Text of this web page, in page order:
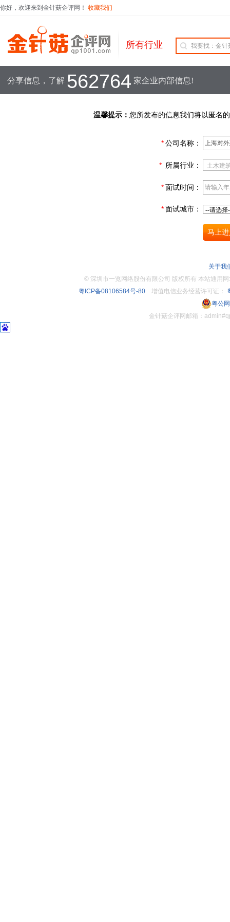
你好，欢迎来到金针菇企评网！ 收藏我们
所有行业
分享信息，了解 562764 家企业内部信息!
温馨提示： 您所发布的信息我们将以匿名
*公司名称：
* 所属行业：
*面试时间：
*面试城市：
关于我
© 深圳市一览网络股份有限公司 版权所有 本站通
粤ICP备08106584号-80增值电信业务经营许可证：
粤公
金针菇企评网邮箱：